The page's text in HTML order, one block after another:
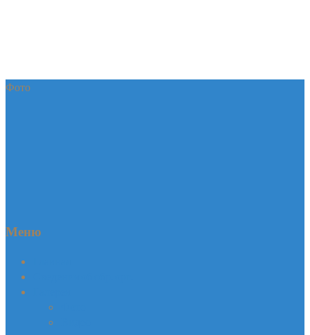
Фото
Меню